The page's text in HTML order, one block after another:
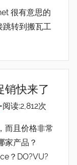
很有意思的
跳转到搬瓦工
销快来了
•阅读:2,812次
而且价格非常
家产品？
？DO?VU?